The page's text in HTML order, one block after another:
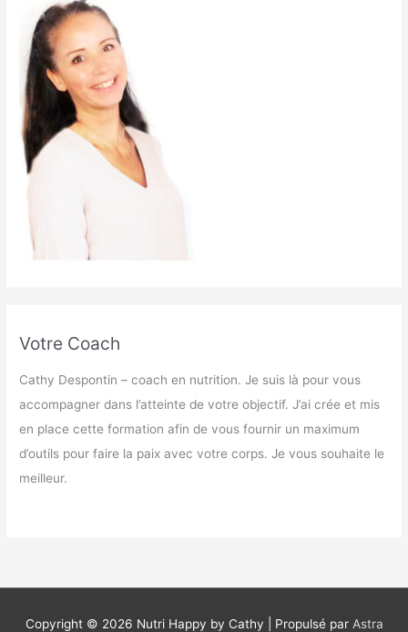
Votre Coach
Cathy Despontin – coach en nutrition. Je suis là pour vous
accompagner dans l’atteinte de votre objectif. J’ai crée et mis
en place cette formation afin de vous fournir un maximum
d’outils pour faire la paix avec votre corps. Je vous souhaite le
meilleur.
Copyright © 2026 Nutri Happy by Cathy | Propulsé par Astra